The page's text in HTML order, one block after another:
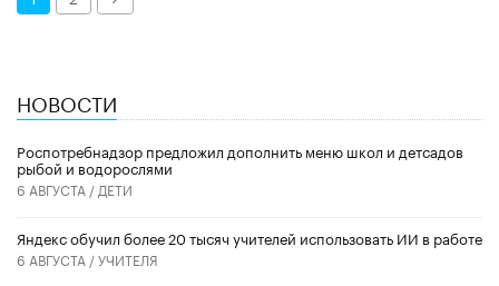
НОВОСТИ
Роспотребнадзор предложил дополнить меню школ и детсадов
рыбой и водорослями
6 АВГУСТА / ДЕТИ
​Яндекс обучил более 20 тысяч учителей использовать ИИ в работе
6 АВГУСТА /УЧИТЕЛЯ